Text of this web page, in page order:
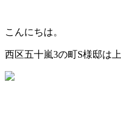
こんにちは。
西区五十嵐3の町S様邸は